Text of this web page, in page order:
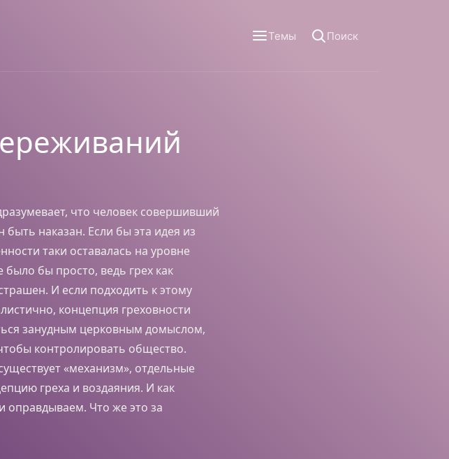
Темы Поиск
что человек совершивший
наказан. Если бы эта идея из
таки оставалась на уровне
было бы просто, ведь грех как
И если подходить к этому
концепция греховности
занудным церковным домыслом,
контролировать общество.
«механизм», отдельные
греха и воздаяния. И как
оправдываем. Что же это за